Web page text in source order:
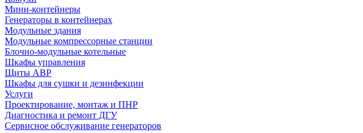
Мини-контейнеры
Генераторы в контейнерах
Модульные здания
Модульные компрессорные станции
Блочно-модульные котельные
Шкафы управления
Щиты АВР
Шкафы для сушки и дезинфекции
Услуги
Проектирование, монтаж и ПНР
Диагностика и ремонт ДГУ
Сервисное обслуживание генераторов